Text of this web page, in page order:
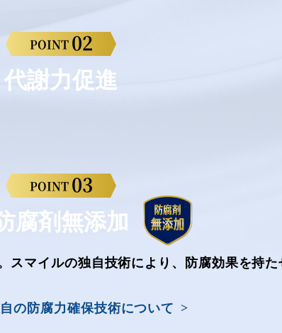
POINT 02
代謝力促進
POINT 03
腐剤無添加
スマイルの独自技術により、防腐効果を持
の防腐力確保技術について